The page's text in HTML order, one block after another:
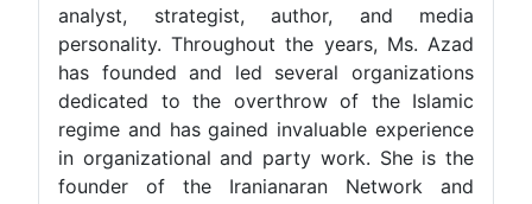
analyst, strategist, author, and media
personality. Throughout the years, Ms. Azad
has founded and led several organizations
dedicated to the overthrow of the Islamic
regime and has gained invaluable experience
in organizational and party work. She is the
founder of the Iranianaran Network and